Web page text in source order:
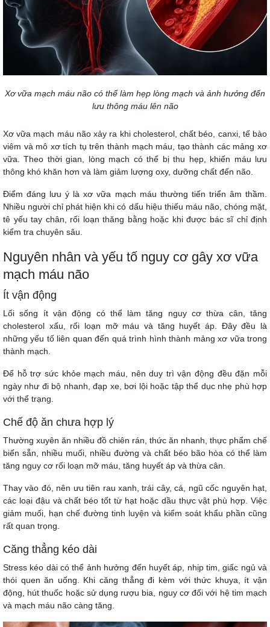
Xơ vữa mạch máu não có thể làm hẹp lòng mạch và ảnh hưởng đến
lưu thông máu lên não
Xơ vữa mạch máu não xảy ra khi cholesterol, chất béo, canxi, tế bào
viêm và mô xơ tích tụ trên thành mạch máu, tạo thành các mảng xơ
vữa. Theo thời gian, lòng mạch có thể bị thu hẹp, khiến máu lưu
thông khó khăn hơn và làm giảm lượng oxy, dưỡng chất đến não.
Điểm đáng lưu ý là xơ vữa mạch máu thường tiến triển âm thầm.
Nhiều người chỉ phát hiện khi có dấu hiệu thiếu máu não, chóng mặt,
tê yếu tay chân, rối loạn thăng bằng hoặc khi được bác sĩ chỉ định
kiểm tra chuyên sâu.
Nguyên nhân và yếu tố nguy cơ gây xơ vữa
mạch máu não
Ít vận động
Lối sống ít vận động có thể làm tăng nguy cơ thừa cân, tăng
cholesterol xấu, rối loạn mỡ máu và tăng huyết áp. Đây đều là
những yếu tố liên quan đến quá trình hình thành mảng xơ vữa trong
thành mạch.
Để hỗ trợ sức khỏe mạch máu, nên duy trì vận động đều đặn mỗi
ngày như đi bộ nhanh, đạp xe, bơi lội hoặc tập thể dục nhẹ phù hợp
với thể trạng.
Chế độ ăn chưa hợp lý
Thường xuyên ăn nhiều đồ chiên rán, thức ăn nhanh, thực phẩm chế
biến sẵn, nhiều muối, nhiều đường và chất béo bão hòa có thể làm
tăng nguy cơ rối loạn mỡ máu, tăng huyết áp và thừa cân.
Thay vào đó, nên ưu tiên rau xanh, trái cây, cá, ngũ cốc nguyên hạt,
các loại đậu và chất béo tốt từ hạt hoặc dầu thực vật phù hợp. Việc
giảm muối, hạn chế đường tinh luyện và kiểm soát khẩu phần cũng
rất quan trọng.
Căng thẳng kéo dài
Stress kéo dài có thể ảnh hưởng đến huyết áp, nhịp tim, giấc ngủ và
thói quen ăn uống. Khi căng thẳng đi kèm với thức khuya, ít vận
động, hút thuốc hoặc sử dụng rượu bia, nguy cơ đối với hệ tim mạch
và mạch máu não càng tăng.